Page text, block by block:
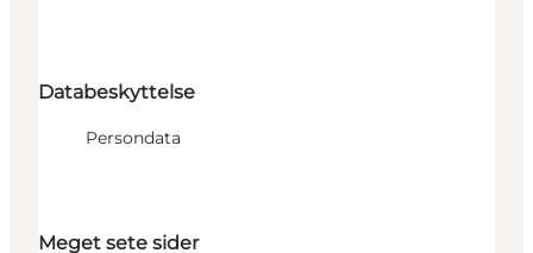
Databeskyttelse
Persondata
Meget sete sider